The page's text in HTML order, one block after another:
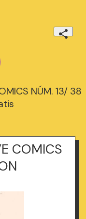
NÚM. 13/ 38
COMICS